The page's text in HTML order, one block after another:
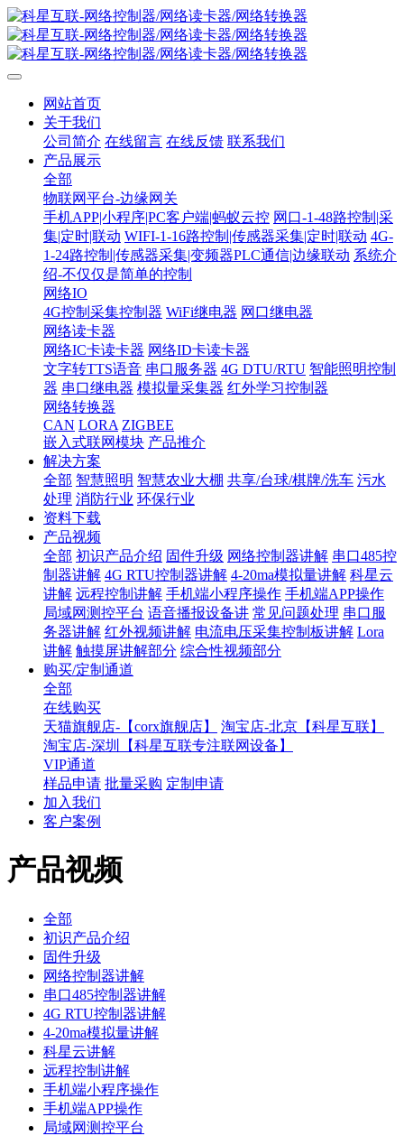
网站首页
关于我们
公司简介 在线留言 在线反馈 联系我们
产品展示
全部
物联网平台-边缘网关
手机APP|小程序|PC客户端|蚂蚁云控 网口-1-48路控制|采
集|定时|联动 WIFI-1-16路控制|传感器采集|定时|联动 4G-
1-24路控制|传感器采集|变频器PLC通信|边缘联动 系统介
绍-不仅仅是简单的控制
网络IO
4G控制采集控制器 WiFi继电器 网口继电器
网络读卡器
网络IC卡读卡器 网络ID卡读卡器
文字转TTS语音 串口服务器 4G DTU/RTU 智能照明控制
器 串口继电器 模拟量采集器 红外学习控制器
网络转换器
CAN LORA ZIGBEE
嵌入式联网模块 产品推介
解决方案
全部 智慧照明 智慧农业大棚 共享/台球/棋牌/洗车 污水
处理 消防行业 环保行业
资料下载
产品视频
全部 初识产品介绍 固件升级 网络控制器讲解 串口485控
制器讲解 4G RTU控制器讲解 4-20ma模拟量讲解 科星云
讲解 远程控制讲解 手机端小程序操作 手机端APP操作
局域网测控平台 语音播报设备讲 常见问题处理 串口服
务器讲解 红外视频讲解 电流电压采集控制板讲解 Lora
讲解 触摸屏讲解部分 综合性视频部分
购买/定制通道
全部
在线购买
天猫旗舰店-【corx旗舰店】
淘宝店-北京【科星互联】
淘宝店-深圳【科星互联专注联网设备】
VIP通道
样品申请 批量采购 定制申请
加入我们
客户案例
产品视频
全部
初识产品介绍
固件升级
网络控制器讲解
串口485控制器讲解
4G RTU控制器讲解
4-20ma模拟量讲解
科星云讲解
远程控制讲解
手机端小程序操作
手机端APP操作
局域网测控平台